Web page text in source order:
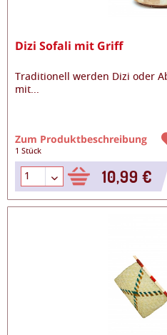
Dizi Sofali mit Griff
Traditionell werden Dizi oder
mit
Zum Produktbeschreibung
1 Stück
10,99 €